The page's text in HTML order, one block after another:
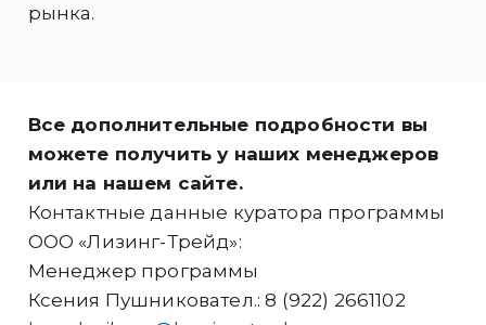
рынка.
Все дополнительные подробности вы
можете получить у наших менеджеров
или на нашем сайте.
Контактные данные куратора программы
ООО «Лизинг-Трейд»:
Менеджер программы
Ксения Пушниковател.: 8 (922) 2661102